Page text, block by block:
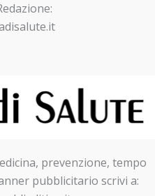
prevenzione, tempo
pubblicitario scrivi a: